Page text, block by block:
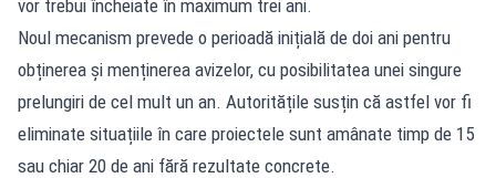
vor trebui încheiate în maximum trei ani.
Noul mecanism prevede o perioadă inițială de doi ani pentru
obținerea și menținerea avizelor, cu posibilitatea unei singure
prelungiri de cel mult un an. Autoritățile susțin că astfel vor fi
eliminate situațiile în care proiectele sunt amânate timp de 15
sau chiar 20 de ani fără rezultate concrete.